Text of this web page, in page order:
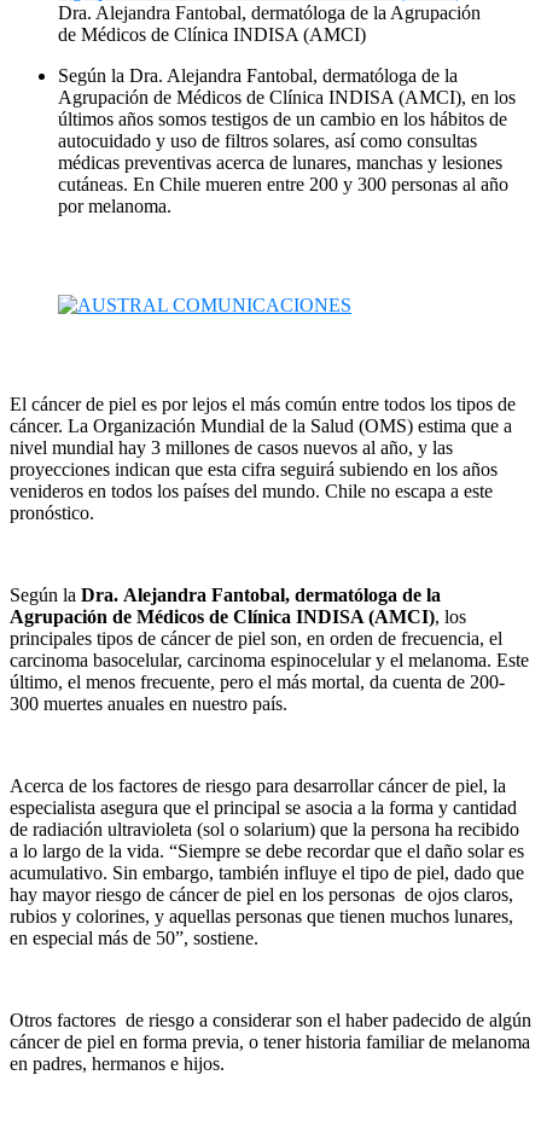
Dra. Alejandra Fantobal, dermatóloga de la Agrupación
de Médicos de Clínica INDISA (AMCI)
Según la Dra. Alejandra Fantobal, dermatóloga de la
Agrupación de Médicos de Clínica INDISA (AMCI), en los
últimos años somos testigos de un cambio en los hábitos de
autocuidado y uso de filtros solares, así como consultas
médicas preventivas acerca de lunares, manchas y lesiones
cutáneas. En Chile mueren entre 200 y 300 personas al año
por melanoma.
El cáncer de piel es por lejos el más común entre todos los tipos de
cáncer. La Organización Mundial de la Salud (OMS) estima que a
nivel mundial hay 3 millones de casos nuevos al año, y las
proyecciones indican que esta cifra seguirá subiendo en los años
venideros en todos los países del mundo. Chile no escapa a este
pronóstico.
Según la Dra. Alejandra Fantobal, dermatóloga de la
Agrupación de Médicos de Clínica INDISA (AMCI), los
principales tipos de cáncer de piel son, en orden de frecuencia, el
carcinoma basocelular, carcinoma espinocelular y el melanoma. Este
último, el menos frecuente, pero el más mortal, da cuenta de 200-
300 muertes anuales en nuestro país.
Acerca de los factores de riesgo para desarrollar cáncer de piel, la
especialista asegura que el principal se asocia a la forma y cantidad
de radiación ultravioleta (sol o solarium) que la persona ha recibido
a lo largo de la vida. “Siempre se debe recordar que el daño solar es
acumulativo. Sin embargo, también influye el tipo de piel, dado que
hay mayor riesgo de cáncer de piel en los personas de ojos claros,
rubios y colorines, y aquellas personas que tienen muchos lunares,
en especial más de 50”, sostiene.
Otros factores de riesgo a considerar son el haber padecido de algún
cáncer de piel en forma previa, o tener historia familiar de melanoma
en padres, hermanos e hijos.